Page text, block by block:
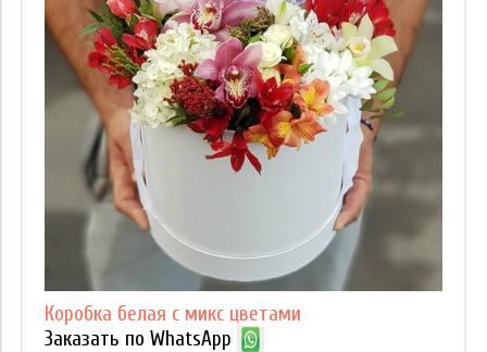
Коробка белая с микс цветами
Заказать по WhatsApp